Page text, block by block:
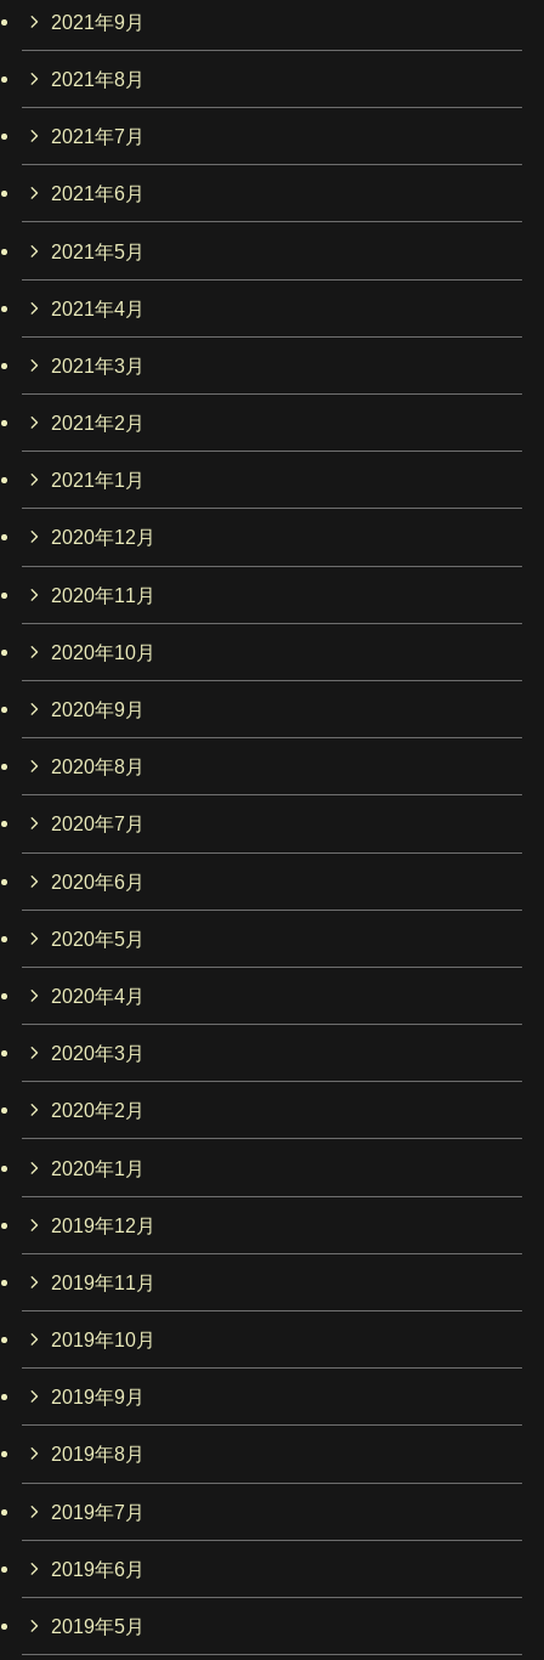
2021年9月
2021年8月
2021年7月
2021年6月
2021年5月
2021年4月
2021年3月
2021年2月
2021年1月
2020年12月
2020年11月
2020年10月
2020年9月
2020年8月
2020年7月
2020年6月
2020年5月
2020年4月
2020年3月
2020年2月
2020年1月
2019年12月
2019年11月
2019年10月
2019年9月
2019年8月
2019年7月
2019年6月
2019年5月